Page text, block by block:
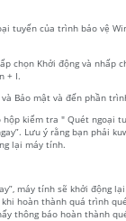
tuyến của trình bảo vệ
chọn Khởi động và nhấp
+ I.
Bảo mật và đến phần
kiểm tra " Quét ngoại
Lưu ý rằng bạn phải
lại máy tính.
máy tính sẽ khởi động
hoàn thành quá trình
thông báo hoàn thành